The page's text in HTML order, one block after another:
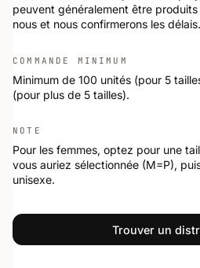
peuvent généralement être
nous et nous confirmerons les délais.
COMMANDE MINIMUM
Minimum de 100 unités (pour 5
(pour plus de 5 tailles).
NOTE
Pour les femmes, optez pour une
vous auriez sélectionnée (M=P),
unisexe.
Trouver un